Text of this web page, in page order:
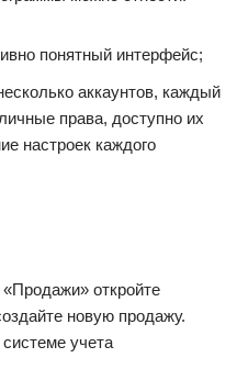
понятный интерфейс;
аккаунтов, каждый
права, доступно их
настроек каждого
«Продажи» откройте
новую продажу.